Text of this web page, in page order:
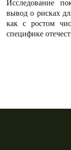
Исследование
вывод о рисках
как с ростом
специфике